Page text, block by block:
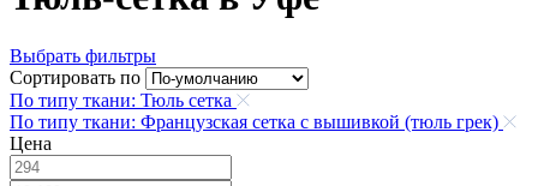
Выбрать фильтры
Сортировать по
По типу ткани: Тюль сетка
По типу ткани: Французская сетка с вышивкой (тюль грек)
Цена